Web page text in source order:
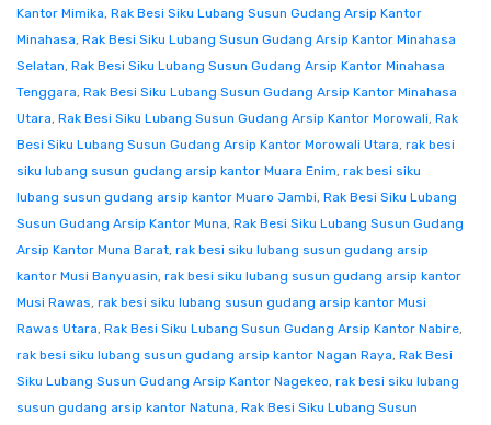
Kantor Mimika, Rak Besi Siku Lubang Susun Gudang Arsip Kantor
Minahasa, Rak Besi Siku Lubang Susun Gudang Arsip Kantor Minahasa
Selatan, Rak Besi Siku Lubang Susun Gudang Arsip Kantor Minahasa
Tenggara, Rak Besi Siku Lubang Susun Gudang Arsip Kantor Minahasa
Utara, Rak Besi Siku Lubang Susun Gudang Arsip Kantor Morowali, Rak
Besi Siku Lubang Susun Gudang Arsip Kantor Morowali Utara, rak besi
siku lubang susun gudang arsip kantor Muara Enim, rak besi siku
lubang susun gudang arsip kantor Muaro Jambi, Rak Besi Siku Lubang
Susun Gudang Arsip Kantor Muna, Rak Besi Siku Lubang Susun Gudang
Arsip Kantor Muna Barat, rak besi siku lubang susun gudang arsip
kantor Musi Banyuasin, rak besi siku lubang susun gudang arsip kantor
Musi Rawas, rak besi siku lubang susun gudang arsip kantor Musi
Rawas Utara, Rak Besi Siku Lubang Susun Gudang Arsip Kantor Nabire,
rak besi siku lubang susun gudang arsip kantor Nagan Raya, Rak Besi
Siku Lubang Susun Gudang Arsip Kantor Nagekeo, rak besi siku lubang
susun gudang arsip kantor Natuna, Rak Besi Siku Lubang Susun